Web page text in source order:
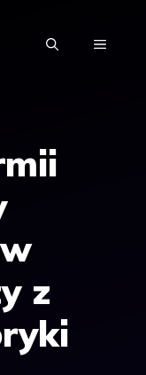
MENU
z